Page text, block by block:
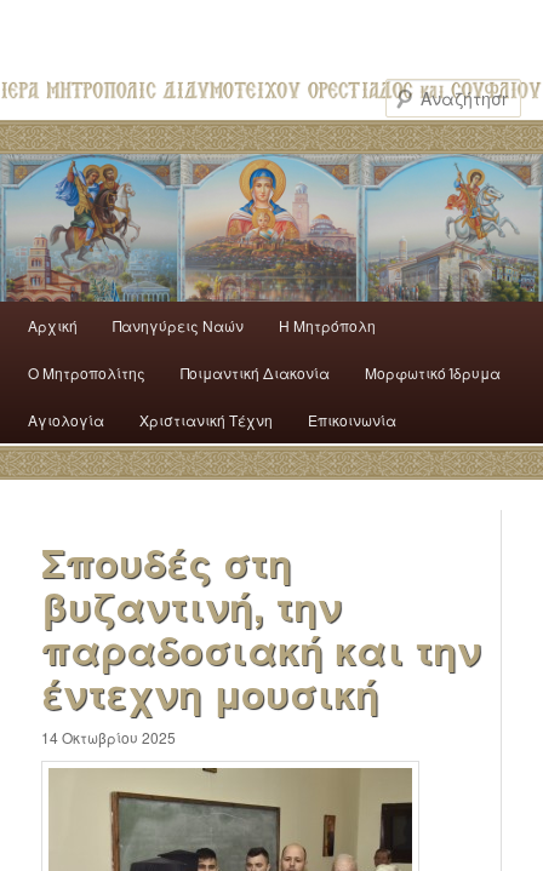
Αρχική Πανηγύρεις Ναών H Mητρόπολη
Ο Mητροπολίτης Ποιμαντική Διακονία Μορφωτικό Ίδρυμα
Αγιολογία Χριστιανική Τέχνη Επικοινωνία
Σπουδές στη
βυζαντινή, την
παραδοσιακή και την
έντεχνη μουσική
14 Οκτωβρίου 2025